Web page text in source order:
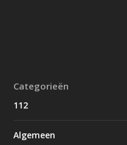
Categorieën
112
Algemeen